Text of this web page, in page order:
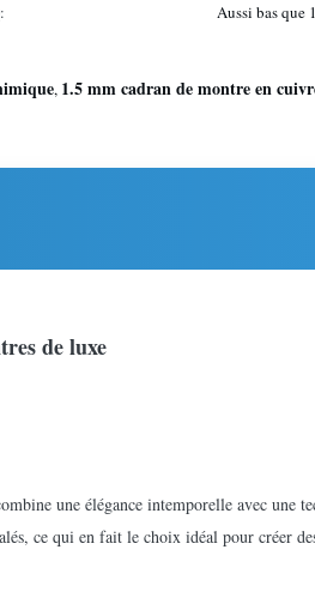
Aussi bas que
, 1.5 mm cadran de montre en
de luxe
une élégance intemporelle avec une
ce qui en fait le choix idéal pour créer